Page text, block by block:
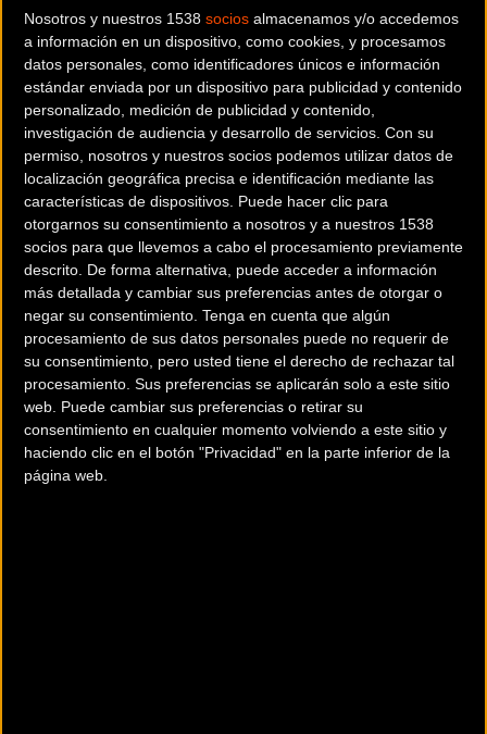
Nosotros y nuestros 1538 socios almacenamos y/o accedemos
a información en un dispositivo, como cookies, y procesamos
datos personales, como identificadores únicos e información
estándar enviada por un dispositivo para publicidad y contenido
personalizado, medición de publicidad y contenido,
investigación de audiencia y desarrollo de servicios. Con su
permiso, nosotros y nuestros socios podemos utilizar datos de
localización geográfica precisa e identificación mediante las
características de dispositivos. Puede hacer clic para
otorgarnos su consentimiento a nosotros y a nuestros 1538
socios para que llevemos a cabo el procesamiento previamente
descrito. De forma alternativa, puede acceder a información
más detallada y cambiar sus preferencias antes de otorgar o
negar su consentimiento. Tenga en cuenta que algún
procesamiento de sus datos personales puede no requerir de
su consentimiento, pero usted tiene el derecho de rechazar tal
procesamiento. Sus preferencias se aplicarán solo a este sitio
web. Puede cambiar sus preferencias o retirar su
consentimiento en cualquier momento volviendo a este sitio y
haciendo clic en el botón "Privacidad" en la parte inferior de la
página web.
Nuevo sistema de trinquetes para el
núcleo
Ahora el nuevo DT Swiss 240 EXP,para garantizar la
perfecta alineación entre trinquetes, solo necesita de un
muelle. Este sistema antes requería de dos muelles, ya que
los dos trinquetes estaban sueltos. El nuevo diseño supone
un avance revolucionario, porque han conseguido fijar uno